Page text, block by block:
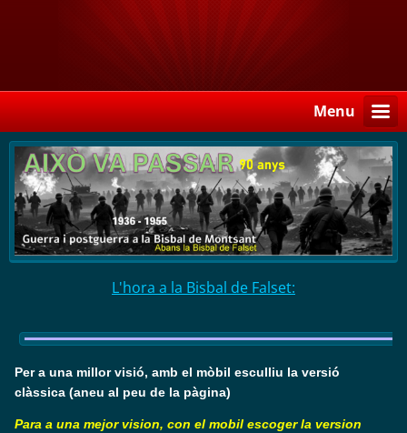
Menu
L'hora a la Bisbal de Falset:
Per a una millor visió, amb el mòbil esculliu la versió
clàssica (aneu al peu de la pàgina)
Para a una mejor vision, con el mobil escoger la version